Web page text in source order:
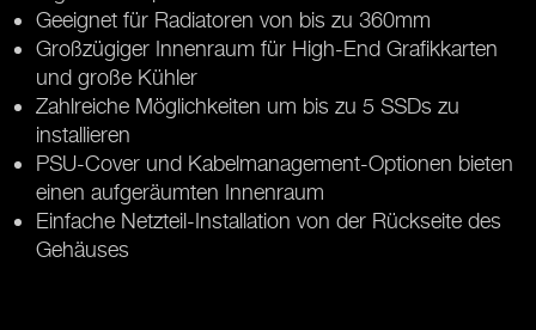
Geeignet für Radiatoren von bis zu 360mm
Großzügiger Innenraum für High-End Grafikkarten
und große Kühler
Zahlreiche Möglichkeiten um bis zu 5 SSDs zu
installieren
PSU-Cover und Kabelmanagement-Optionen bieten
einen aufgeräumten Innenraum
Einfache Netzteil-Installation von der Rückseite des
Gehäuses